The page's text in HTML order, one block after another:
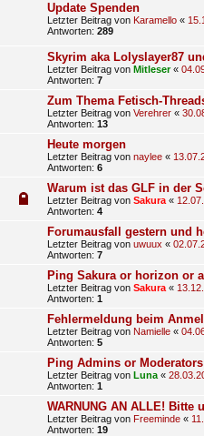
Update Spenden
Letzter Beitrag von Karamello «
Antworten: 289
Skyrim aka Lolyslayer87
Letzter Beitrag von Mitleser«
Antworten: 7
Zum Thema Fetisch-
Letzter Beitrag von Verehrer «
Antworten: 13
Heute morgen
Letzter Beitrag von naylee «
Antworten: 6
Warum ist das GLF in der
Letzter Beitrag von Sakura «
Antworten: 4
Forumausfall gestern und
Letzter Beitrag von uwuux «
Antworten: 7
Ping Sakura or horizon or
Letzter Beitrag von Sakura «
Antworten: 1
Fehlermeldung beim
Letzter Beitrag von Namielle «
Antworten: 5
Ping Admins or Moderators
Letzter Beitrag von Luna «
Antworten: 1
WARNUNG AN ALLE! Bitte
Letzter Beitrag von Freeminde «
Antworten: 19